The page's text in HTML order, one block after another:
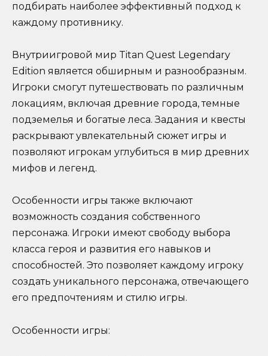
подбирать наиболее эффективный подход к
каждому противнику.
Внутриигровой мир Titan Quest Legendary
Edition является обширным и разнообразным.
Игроки смогут путешествовать по различным
локациям, включая древние города, темные
подземелья и богатые леса. Задания и квесты
раскрывают увлекательный сюжет игры и
позволяют игрокам углубиться в мир древних
мифов и легенд.
Особенности игры также включают
возможность создания собственного
персонажа. Игроки имеют свободу выбора
класса героя и развития его навыков и
способностей. Это позволяет каждому игроку
создать уникального персонажа, отвечающего
его предпочтениям и стилю игры.
Особенности игры: